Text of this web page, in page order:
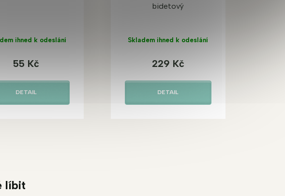
ihned k odeslání
55 Kč
DETAIL
bidetový
Skladem ihned k odeslání
229 Kč
DETAIL
líbit